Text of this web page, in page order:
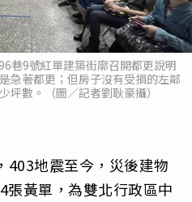
巷9號紅單建築街廓召開都更說明
急著都更；但房子沒有受損的左鄰
坪數。（圖／記者劉耿豪攝）
403地震至今，災後建物
張黃單，為雙北行政區中